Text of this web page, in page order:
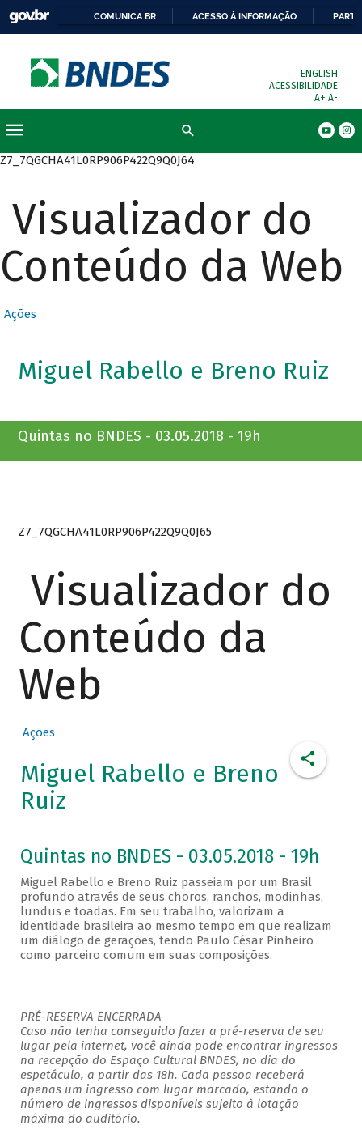
COMUNICA BR ACESSO À INFORMAÇÃO
ENGLISH
ACESSIBILIDADE
A+ A-
Z7_7QGCHA41L0RP906P422Q9Q0J64
Visualizador do
Conteúdo da Web
Ações
Miguel Rabello e Breno Ruiz
Quintas no BNDES - 03.05.2018 - 19h
Z7_7QGCHA41L0RP906P422Q9Q0J65
Visualizador do
Conteúdo da
Web
Ações
Miguel Rabello e Breno
Ruiz
Quintas no BNDES - 03.05.2018 - 19h
Miguel Rabello e Breno Ruiz passeiam por um Brasil
profundo através de seus choros, ranchos, modinhas,
lundus e toadas. Em seu trabalho, valorizam a
identidade brasileira ao mesmo tempo em que realizam
um diálogo de gerações, tendo Paulo César Pinheiro
como parceiro comum em suas composições.
PRÉ-RESERVA ENCERRADA
Caso não tenha conseguido fazer a pré-reserva de seu
lugar pela internet, você ainda pode encontrar ingressos
na recepção do Espaço Cultural BNDES, no dia do
espetáculo, a partir das 18h. Cada pessoa receberá
apenas um ingresso com lugar marcado, estando o
número de ingressos disponíveis sujeito à lotação
máxima do auditório.